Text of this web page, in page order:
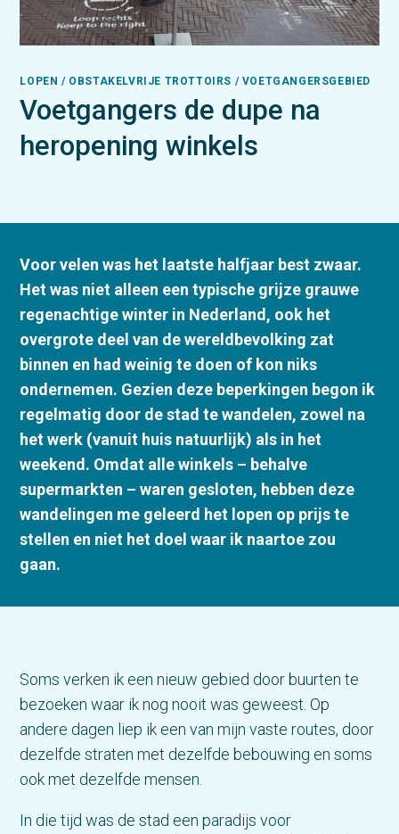
LOPEN / OBSTAKELVRIJE TROTTOIRS / VOETGANGERSGEBIED
Voetgangers de dupe na
heropening winkels
Voor velen was het laatste halfjaar best zwaar.
Het was niet alleen een typische grijze grauwe
regenachtige winter in Nederland, ook het
overgrote deel van de wereldbevolking zat
binnen en had weinig te doen of kon niks
ondernemen. Gezien deze beperkingen begon ik
regelmatig door de stad te wandelen, zowel na
het werk (vanuit huis natuurlijk) als in het
weekend. Omdat alle winkels – behalve
supermarkten – waren gesloten, hebben deze
wandelingen me geleerd het lopen op prijs te
stellen en niet het doel waar ik naartoe zou
gaan.
Soms verken ik een nieuw gebied door buurten te
bezoeken waar ik nog nooit was geweest. Op
andere dagen liep ik een van mijn vaste routes, door
dezelfde straten met dezelfde bebouwing en soms
ook met dezelfde mensen.
In die tijd was de stad een paradijs voor